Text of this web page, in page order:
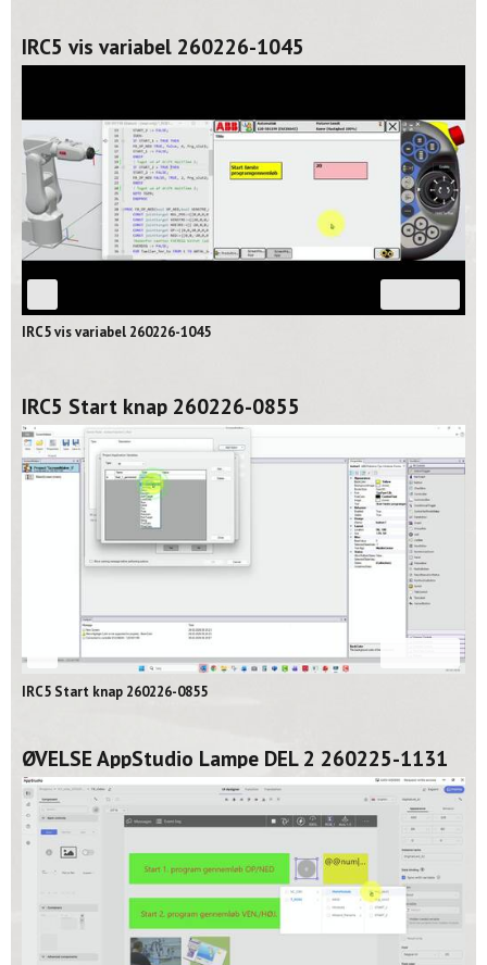
IRC5 vis variabel 260226-1045
IRC5 vis variabel 260226-1045
IRC5 Start knap 260226-0855
IRC5 Start knap 260226-0855
ØVELSE AppStudio Lampe DEL 2 260225-1131